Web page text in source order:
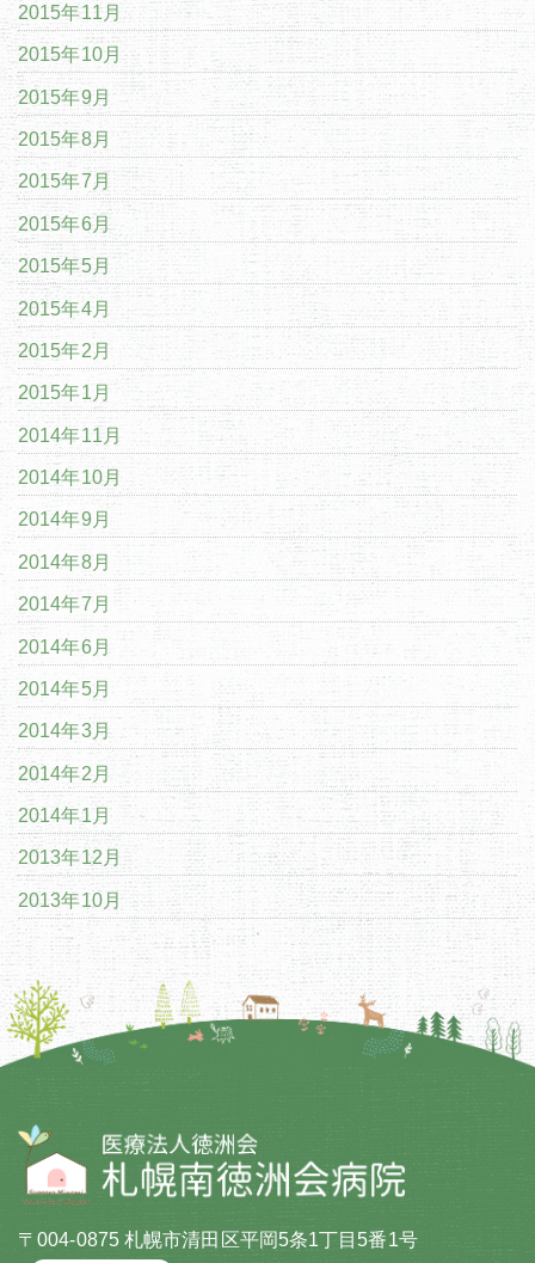
2015年11月
2015年10月
2015年9月
2015年8月
2015年7月
2015年6月
2015年5月
2015年4月
2015年2月
2015年1月
2014年11月
2014年10月
2014年9月
2014年8月
2014年7月
2014年6月
2014年5月
2014年3月
2014年2月
2014年1月
2013年12月
2013年10月
〒004-0875 札幌市清田区平岡5条1丁目5番1号